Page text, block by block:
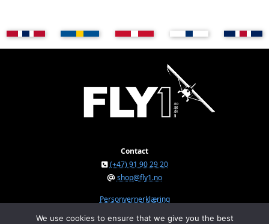
Contact
(+47) 91 90 29 20
shop@fly1.no
Personvernerklæring
We use cookies to ensure that we give you the best